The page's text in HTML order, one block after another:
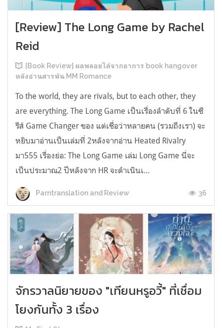
[Review] The Long Game by Rachel
Reid
[Book Review] ผลพลอยได้จากอาการ book hangover
หลังอ่านสารพัน MM Romance
To the world, they are rivals, but to each other, they
are everything. The Long Game เป็นเรื่องลำดับที่ 6 ในซี
รีส์ Game Changer ของ แต่เชื่อว่าหลายคน (รวมถึงเรา) จะ
หยิบมาอ่านเป็นเล่มที่ 2หลังจากอ่าน Heated Rivalry
มา555 เรื่องย่อ: The Long Game เล่ม Long Game นี่จะ
เป็นประมาณ2 ปีหลังจาก HR จะดำเนินเ...
Parntranslation and Review 36
จักรวาลนิยายของ "เทียนหรูอวี้" ที่เชื่อม
โยงกันทั้ง 3 เรื่อง